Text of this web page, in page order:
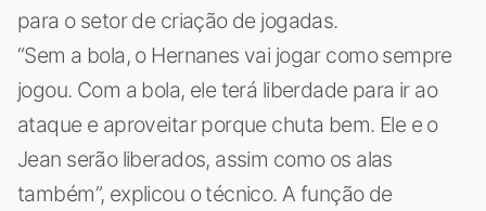
para o setor de criação de jogadas.
“Sem a bola, o Hernanes vai jogar como sempre
jogou. Com a bola, ele terá liberdade para ir ao
ataque e aproveitar porque chuta bem. Ele e o
Jean serão liberados, assim como os alas
também”, explicou o técnico. A função de